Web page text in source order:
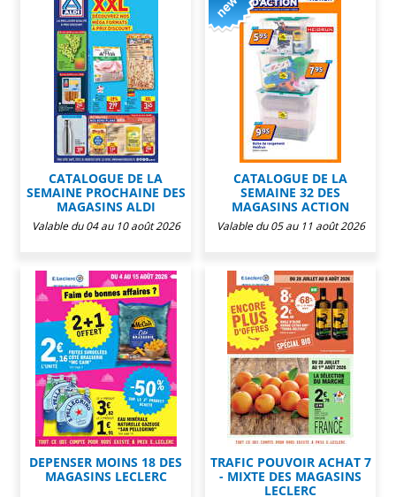
CATALOGUE DE LA
SEMAINE PROCHAINE DES
MAGASINS ALDI
Valable du 04 au 10 août 2026
CATALOGUE DE LA
SEMAINE 32 DES
MAGASINS ACTION
Valable du 05 au 11 août 2026
DEPENSER MOINS 18 DES
MAGASINS LECLERC
TRAFIC POUVOIR ACHAT 7
- MIXTE DES MAGASINS
LECLERC